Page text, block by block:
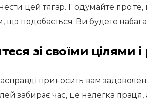
нести цей тягар. Подумайте про
що подобається. Ви будете
зі своїми цілями і
приносить вам
забирає час, це нелегка праця,